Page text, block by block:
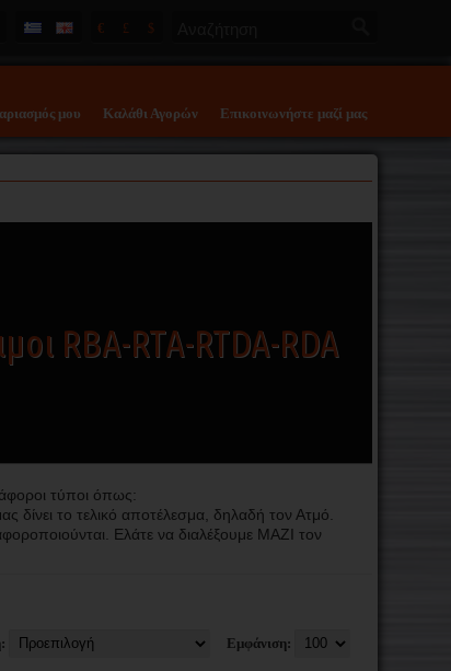
€ £ $
μου Καλάθι Αγορών Επικοινωνήστε μαζί μας
RBA-RTA-RTDA-RDA
τύποι όπως:
το τελικό αποτέλεσμα, δηλαδή τον Ατμό.
Ελάτε να διαλέξουμε ΜΑΖΙ τον
Εμφάνιση: